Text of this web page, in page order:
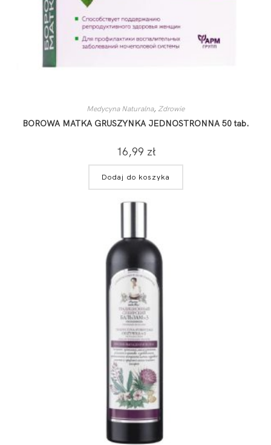
Medycyna Naturalna,Zdrowie
BOROWA MATKA GRUSZYNKA JEDNOSTRONNA 50 tab.
16,99 zł
Dodaj do koszyka